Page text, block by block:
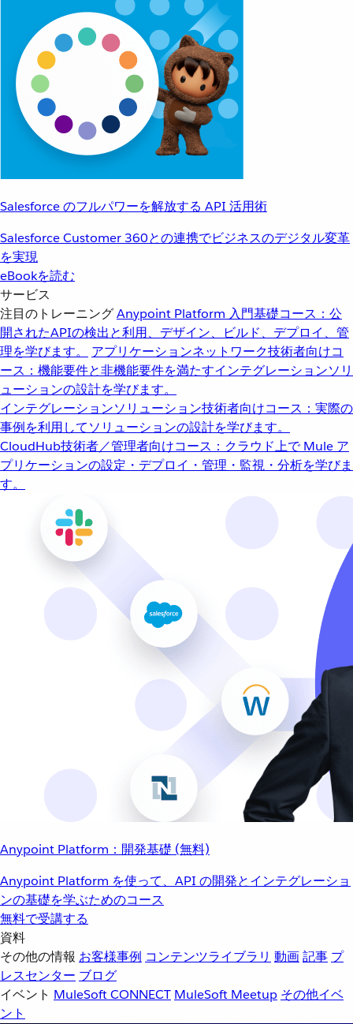
Salesforce のフルパワーを解放する API 活用術
Salesforce Customer 360との連携でビジネスのデジタル変革
を実現
eBookを読む
サービス
注目のトレーニングAnypoint Platform 入門基礎コース：公
開されたAPIの検出と利用、デザイン、ビルド、デプロイ、管
理を学びます。
アプリケーションネットワーク技術者向けコ
ース：機能要件と非機能要件を満たすインテグレーションソリ
ューションの設計を学びます。
インテグレーションソリューション技術者向けコース：実際の
事例を利用してソリューションの設計を学びます。
CloudHub技術者／管理者向けコース：クラウド上で Mule ア
プリケーションの設定・デプロイ・管理・監視・分析を学びま
す。
Anypoint Platform：開発基礎 (無料)
Anypoint Platform を使って、API の開発とインテグレーショ
ンの基礎を学ぶためのコース
無料で受講する
資料
その他の情報 お客様事例 コンテンツライブラリ 動画記事 プ
レスセンター ブログ
イベント MuleSoft CONNECT MuleSoft Meetup その他イベ
ント